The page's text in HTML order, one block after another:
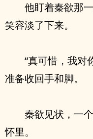
他盯着秦欲那
笑容淡了下来。
“真可惜，我对
准备收回手和脚。
秦欲见状，一
怀里。